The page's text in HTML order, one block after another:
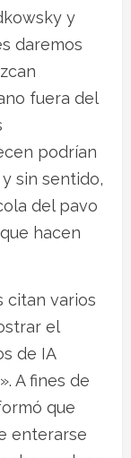
y
daremos
fuera del
podrían
sin sentido,
del pavo
hacen
citan varios
el
de IA
A fines de
que
enterarse